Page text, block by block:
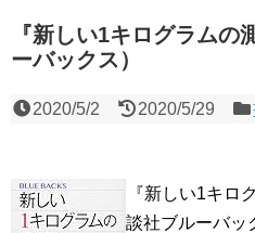
『新しい1キログラムの
ーバックス）
2020/5/2 2020/5/29
『新しい1キロ
談社ブルーバッ